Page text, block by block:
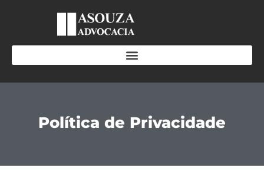
Política de Privacidade